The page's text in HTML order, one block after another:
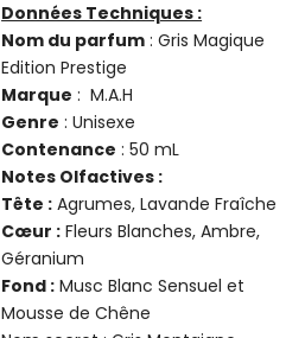
Données Techniques :
Nom du parfum : Gris Magique
Edition Prestige
Marque : M.A.H
Genre : Unisexe
Contenance : 50 mL
Notes Olfactives :
Tête : Agrumes, Lavande Fraîche
Cœur : Fleurs Blanches, Ambre,
Géranium
Fond : Musc Blanc Sensuel et
Mousse de Chêne